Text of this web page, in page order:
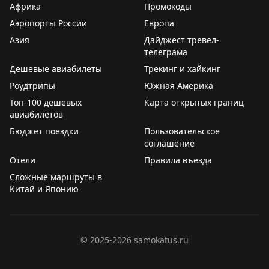
particulièrement le jazz sénégalais et souhaite accueillir
des musiciens sénégalais dans le cadre de festivals de
jazz organisés en Russie.
Par ailleurs, le Centre de Diplomatie Publique et le
Groupe de vision stratégique ont proposé d’organiser
une exposition de
chamaïls tatars, qui sera présentée
dans le cadre de la XVIᵉ Biennale d’art contemporain
africain Dak’Art, prévue en novembre–décembre 2026.
Африка
Промокоды
Аэропорты России
Европа
Азия
Дайджест тревел-
телеграма
Дешевые авиабилеты
Трекинг и хайкинг
Роудтрипы
Южная Америка
Топ-100 дешевых
авиабилетов
Карта открытых границ
Бюджет поездки
Пользовательское
соглашение
Отели
Правила въезда
Сложные маршруты в
Китай и Японию
© 2025-2026 samokatus.ru